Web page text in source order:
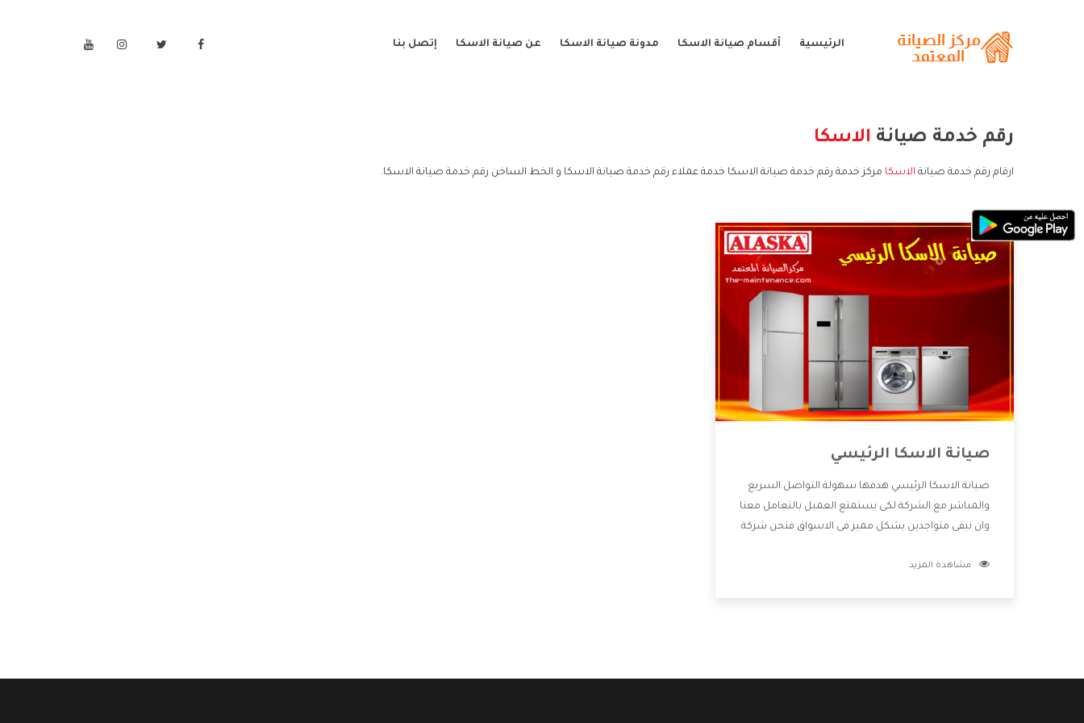
الرئيسية أقسام صيانة الاسكا مدونة صيانة الاسكا عن صيانة الاسكا إتصل بنا
رقم خدمة صيانة الاسكا
ارقام رقم خدمة صيانة الاسكا مركز خدمة رقم خدمة صيانة الاسكا خدمة عملاء رقم خدمة صيانة الاسكا و الخط الساخن رقم خدمة صيانة الاسكا.
صيانة الاسكا الرئيسي
صيانة الاسكا الرئيسي هدفها سهولة التواصل السريع
والمباشر مع الشركة لكى يستمتع العميل بالتعامل معنا
وان نبقى متواجدين بشكل مميز فى الاسواق فنحن شركة
بالخدمات التى تنفرد الشركة بها والتى تكون منها خدمة
مشاهدة المزيد